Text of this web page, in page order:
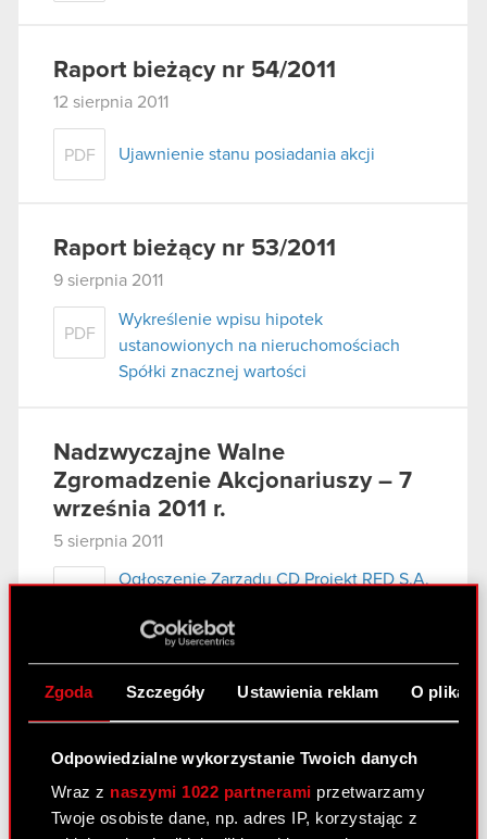
Zgoda Szczegóły Ustawienia reklam O
Odpowiedzialne wykorzystanie Twoich danych
Wraz z naszymi 1022 partnerami przetwarzamy
Twoje osobiste dane, np. adres IP, korzystając z
Raport bieżący nr 54/2011
12 sierpnia 2011
PDF Ujawnienie stanu posiadania akcji
Raport bieżący nr 53/2011
9 sierpnia 2011
PDF
Wykreślenie wpisu hipotek
ustanowionych na nieruchomościach
Spółki znacznej wartości
Nadzwyczajne Walne
Zgromadzenie Akcjonariuszy – 7
września 2011 r.
5 sierpnia 2011
Ogłoszenie Zarządu CD Projekt RED S.A.
Zgromadzenia
Projekty uchwał Nadzwyczajnego
Walnego Zgromadzenia CD Projekt RED
S.A. zwołanego na dzień 7 września 2011
PDF
wykonywania prawa głosu przez
pełnomocnika